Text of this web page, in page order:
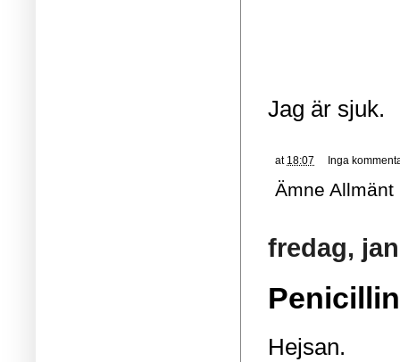
Jag är sjuk.
at 18:07 Inga
Ämne Allmänt
fredag,
Hejsan.